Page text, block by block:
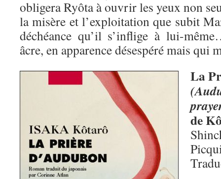
obligera Ryôta à ouvrir les yeux non
la misère et l’exploitation que subit
déchéance qu’il s’inflige à lui-
âcre, en apparence désespéré mais qui
La
de